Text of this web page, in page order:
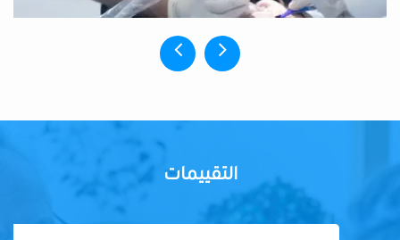
التقييمات